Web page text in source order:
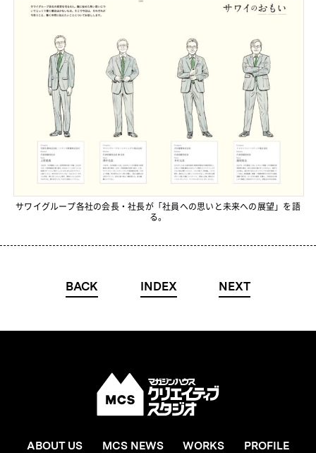
サワイグループ各社の会長・社長が「社員への思いと未来への展望」を語
る。
BACK INDEX NEXT
ABOUT US MCS NEWS WORKS PROFILE